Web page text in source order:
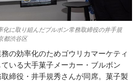
化に取り組んだブルボン常務取締役の井手規
都渋谷区
の効率化のためゴウリカマーケティ
いる大手菓子メーカー・ブルボン
取締役・井手規秀さんが同席。菓子製